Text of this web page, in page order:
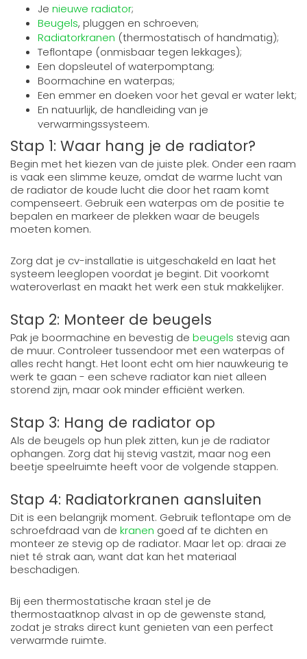
Je nieuwe radiator;
Beugels, pluggen en schroeven;
Radiatorkranen (thermostatisch of handmatig);
Teflontape (onmisbaar tegen lekkages);
Een dopsleutel of waterpomptang;
Boormachine en waterpas;
Een emmer en doeken voor het geval er water lekt;
En natuurlijk, de handleiding van je
verwarmingssysteem.
Stap 1: Waar hang je de radiator?
Begin met het kiezen van de juiste plek. Onder een raam
is vaak een slimme keuze, omdat de warme lucht van
de radiator de koude lucht die door het raam komt
compenseert. Gebruik een waterpas om de positie te
bepalen en markeer de plekken waar de beugels
moeten komen.
Zorg dat je cv-installatie is uitgeschakeld en laat het
systeem leeglopen voordat je begint. Dit voorkomt
wateroverlast en maakt het werk een stuk makkelijker.
Stap 2: Monteer de beugels
Pak je boormachine en bevestig de beugels stevig aan
de muur. Controleer tussendoor met een waterpas of
alles recht hangt. Het loont echt om hier nauwkeurig te
werk te gaan - een scheve radiator kan niet alleen
storend zijn, maar ook minder efficiënt werken.
Stap 3: Hang de radiator op
Als de beugels op hun plek zitten, kun je de radiator
ophangen. Zorg dat hij stevig vastzit, maar nog een
beetje speelruimte heeft voor de volgende stappen.
Stap 4: Radiatorkranen aansluiten
Dit is een belangrijk moment. Gebruik teflontape om de
schroefdraad van de kranen goed af te dichten en
monteer ze stevig op de radiator. Maar let op: draai ze
niet té strak aan, want dat kan het materiaal
beschadigen.
Bij een thermostatische kraan stel je de
thermostaatknop alvast in op de gewenste stand,
zodat je straks direct kunt genieten van een perfect
verwarmde ruimte.